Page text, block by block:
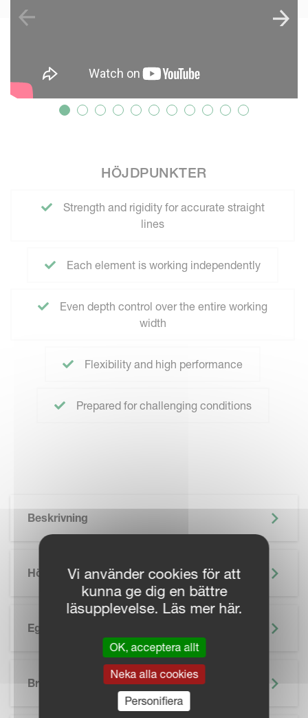
HÖJDPUNKTER
Strength and rigidity for accurate straight
lines
Each element is working independently
Even depth control over the entire working
width
Flexibility and high performance
Prepared for challenging conditions
Beskrivning
Höjdpunkter
Egenskaper
Broschyr
Vi använder cookies för att
kunna ge dig en bättre
läsupplevelse. Läs mer här.
OK, acceptera allt
Neka alla cookies
Personifiera